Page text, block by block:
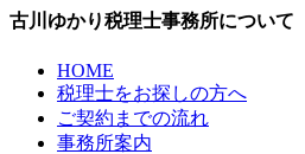
古川ゆかり税理士事務所について
HOME
税理士をお探しの方へ
ご契約までの流れ
事務所案内